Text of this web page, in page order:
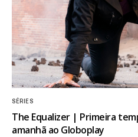
SÉRIES
The Equalizer | Primeira
amanhã ao Globoplay